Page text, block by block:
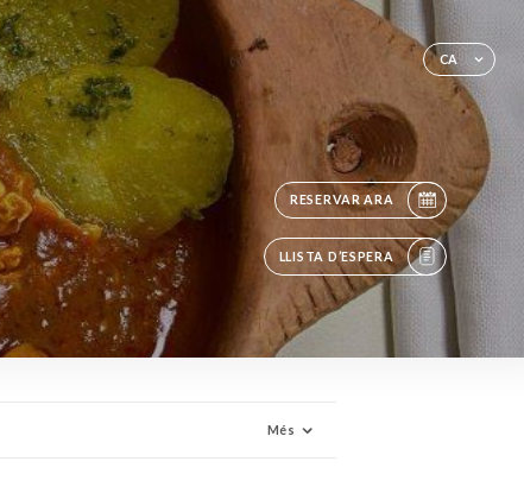
CA
RESERVAR ARA
LLISTA D’ESPERA
Més